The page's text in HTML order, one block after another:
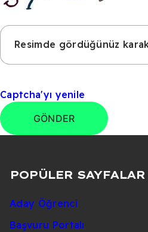
Resimde gördüğünüz
Captcha'yı yenile
GÖNDER
POPÜLER SAYFALAR
Aday Öğrenci
Başvuru Portalı